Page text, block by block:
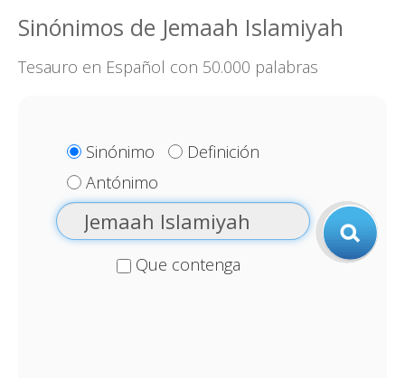
Sinónimos de Jemaah Islamiyah
Tesauro en Español con 50.000 palabras
Sinónimo
Definición
Antónimo
Que contenga